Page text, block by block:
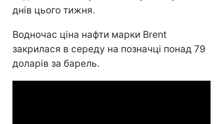
днів цього тижня.
Водночас ціна нафти марки Brent
закрилася в середу на позначці понад 79
доларів за барель.